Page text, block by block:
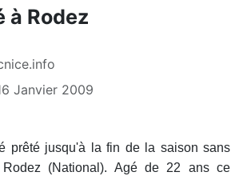
à Rodez
Janvier 2009
prêté jusqu'à la fin de la saison sans
(National). Agé de 22 ans ce